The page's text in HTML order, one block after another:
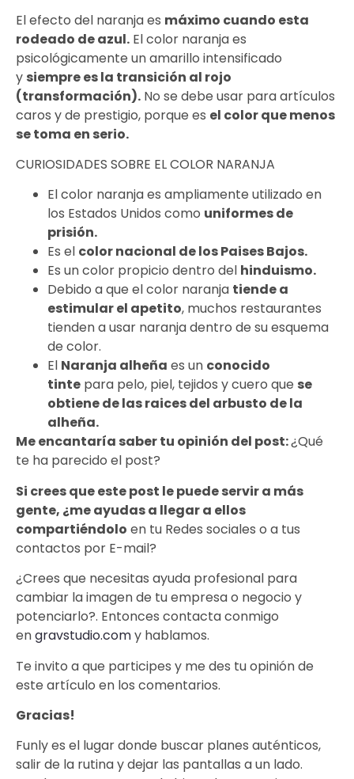
El efecto del naranja es máximo cuando esta
rodeado de azul. El color naranja es
psicológicamente un amarillo intensificado
y siempre es la transición al rojo
(transformación). No se debe usar para artículos
caros y de prestigio, porque es el color que menos
se toma en serio.
CURIOSIDADES SOBRE EL COLOR NARANJA
El color naranja es ampliamente utilizado en
los Estados Unidos como uniformes de
prisión.
Es el color nacional de los Paises Bajos.
Es un color propicio dentro del hinduismo.
Debido a que el color naranja tiende a
estimular el apetito, muchos restaurantes
tienden a usar naranja dentro de su esquema
de color.
El Naranja alheña es un conocido
tinte para pelo, piel, tejidos y cuero que se
obtiene de las raices del arbusto de la
alheña.
Me encantaría saber tu opinión del post:¿Qué
te ha parecido el post?
Si crees que este post le puede servir a más
gente, ¿me ayudas a llegar a ellos
compartiéndolo en tu Redes sociales o a tus
contactos por E-mail?
¿Crees que necesitas ayuda profesional para
cambiar la imagen de tu empresa o negocio y
potenciarlo?. Entonces contacta conmigo
engravstudio.comy hablamos.
Te invito a que participes y me des tu opinión de
este artículo en los comentarios.
Gracias!
Funly es el lugar donde buscar planes auténticos,
salir de la rutina y dejar las pantallas a un lado.